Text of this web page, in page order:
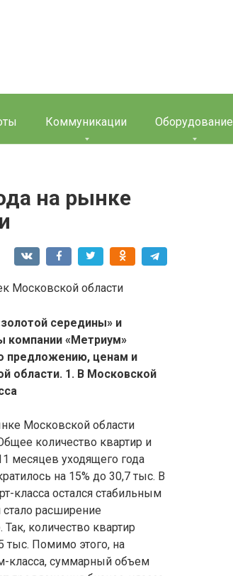
Коммуникации Оборудование
на рынке
середины» и
компании «Метриум»
предложению, ценам и
области. 1. В Московской
Московской области
количество квартир и
месяцев уходящего года
на 15% до 30,7 тыс. В
класса остался стабильным
расширение
количество квартир
тыс. Помимо этого, на
класса, суммарный объем